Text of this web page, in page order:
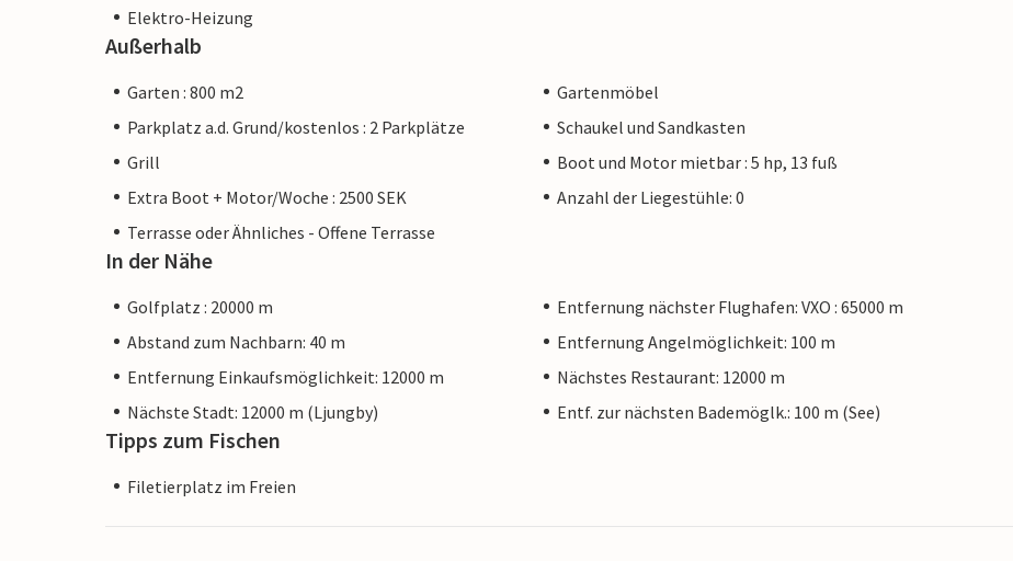
Elektro-Heizung
Außerhalb
Garten : 800 m2
Gartenmöbel
Parkplatz a.d. Grund/kostenlos : 2 Parkplätze
Schaukel und Sandkasten
Grill
Boot und Motor mietbar : 5 hp, 13 fuß
Extra Boot + Motor/Woche : 2500 SEK
Anzahl der Liegestühle: 0
Terrasse oder Ähnliches - Offene Terrasse
In der Nähe
Golfplatz : 20000 m
Entfernung nächster Flughafen: VXO : 65000 m
Abstand zum Nachbarn: 40 m
Entfernung Angelmöglichkeit: 100 m
Entfernung Einkaufsmöglichkeit: 12000 m
Nächstes Restaurant: 12000 m
Nächste Stadt: 12000 m (Ljungby)
Entf. zur nächsten Bademöglk.: 100 m (See)
Tipps zum Fischen
Filetierplatz im Freien